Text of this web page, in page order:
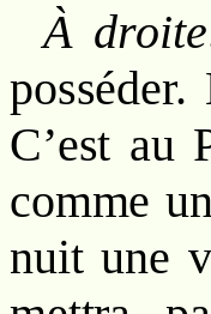
À droite
C’est au
comme
nuit une